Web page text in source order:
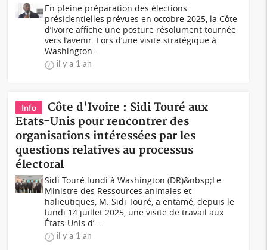
En pleine préparation des élections
présidentielles prévues en octobre 2025, la Côte
d’Ivoire affiche une posture résolument tournée
vers l’avenir. Lors d’une visite stratégique à
Washington...
il y a 1 an
Info
Côte d'Ivoire : Sidi Touré aux
Etats-Unis pour rencontrer des
organisations intéressées par les
questions relatives au processus
électoral
Sidi Touré lundi à Washington (DR)&nbsp;Le
Ministre des Ressources animales et
halieutiques, M. Sidi Touré, a entamé, depuis le
lundi 14 juillet 2025, une visite de travail aux
États-Unis d’...
il y a 1 an